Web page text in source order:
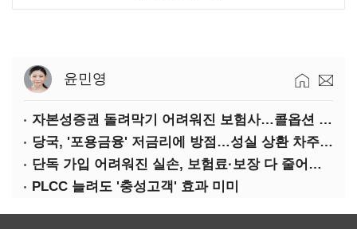
윤민영
자본성증권 돌려막기 어려워진 보험사…콜옵션 부담 급증
당국, '포용금융' 저금리에 방점…성실 상환 차주는 '역차별'
단독 가입 어려워진 실손, 보험료·보장 다 줄어든 5세대는?
PLCC 늘려도 '충성고객' 효과 미미